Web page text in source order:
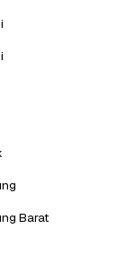
Barat